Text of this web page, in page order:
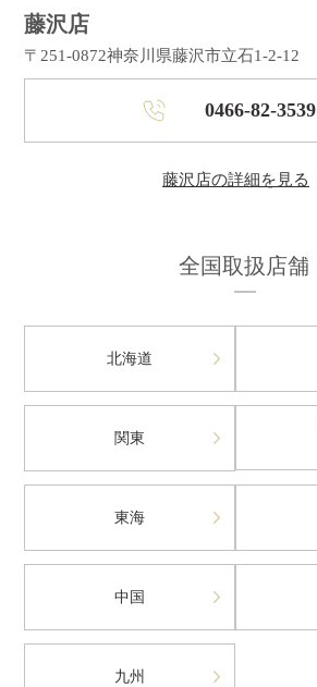
藤沢店
〒251-0872神奈川県藤沢市立石1-2-12
0466-82-3539
藤沢店の詳細を見る
全国取扱店舗
北海道
関東
東海
中国
九州